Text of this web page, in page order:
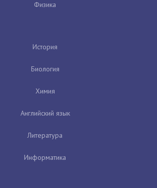
Физика
История
Биология
Химия
Английский язык
Литература
Информатика